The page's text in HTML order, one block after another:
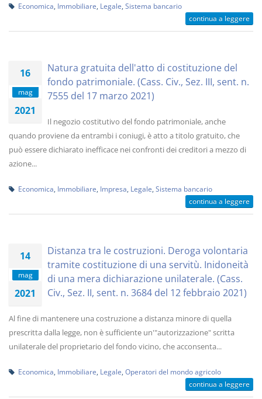
Economica Immobiliare Legale Sistema bancario
continua a leggere
16
mag
2021
Natura gratuita dell'atto di costituzione del
fondo patrimoniale. (Cass. Civ., Sez. III, sent. n.
7555 del 17 marzo 2021)
Il negozio costitutivo del fondo patrimoniale, anche
quando proviene da entrambi i coniugi, è atto a titolo gratuito, che
può essere dichiarato inefficace nei confronti dei creditori a mezzo di
azione...
Economica Immobiliare Impresa Legale Sistema bancario
continua a leggere
14
mag
2021
Distanza tra le costruzioni. Deroga volontaria
tramite costituzione di una servitù. Inidoneità
di una mera dichiarazione unilaterale. (Cass.
Civ., Sez. II, sent. n. 3684 del 12 febbraio 2021)
Al fine di mantenere una costruzione a distanza minore di quella
prescritta dalla legge, non è sufficiente un'"autorizzazione" scritta
unilaterale del proprietario del fondo vicino, che acconsenta...
Economica Immobiliare Legale Operatori del mondo agricolo
continua a leggere